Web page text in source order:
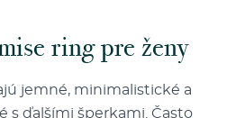
ring pre ženy
jemné, minimalistické a
s ďalšími šperkami. Často